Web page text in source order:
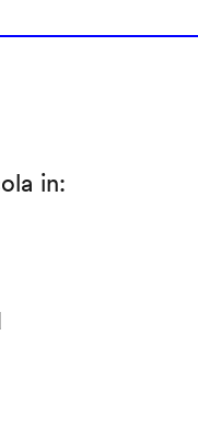
in: